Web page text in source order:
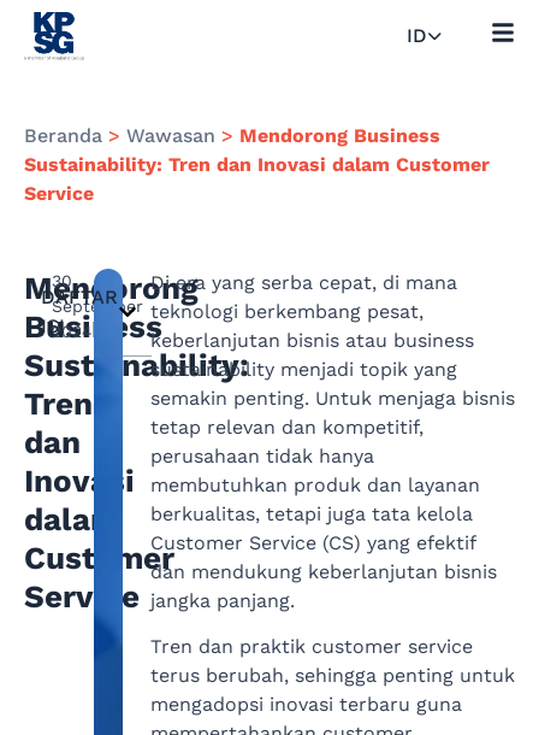
ID
Beranda > Wawasan > Mendorong Business
Sustainability: Tren dan Inovasi dalam Customer
Service
Mendorong
Business
Sustainability:
Tren
dan
Inovasi
dalam
Customer
Service
30
September
2024
DAFTAR
ISI
Di era yang serba cepat, di mana
teknologi berkembang pesat,
keberlanjutan bisnis atau business
sustainability menjadi topik yang
semakin penting. Untuk menjaga bisnis
tetap relevan dan kompetitif,
perusahaan tidak hanya
membutuhkan produk dan layanan
berkualitas, tetapi juga tata kelola
Customer Service (CS) yang efektif
dan mendukung keberlanjutan bisnis
jangka panjang.
Tren dan praktik customer service
terus berubah, sehingga penting untuk
mengadopsi inovasi terbaru guna